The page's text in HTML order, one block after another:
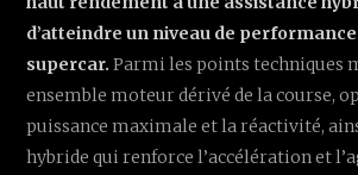
d’atteindre un niveau de
supercar. Parmi les points techniques
ensemble moteur dérivé de la course,
puissance maximale et la réactivité,
hybride qui renforce l’accélération et